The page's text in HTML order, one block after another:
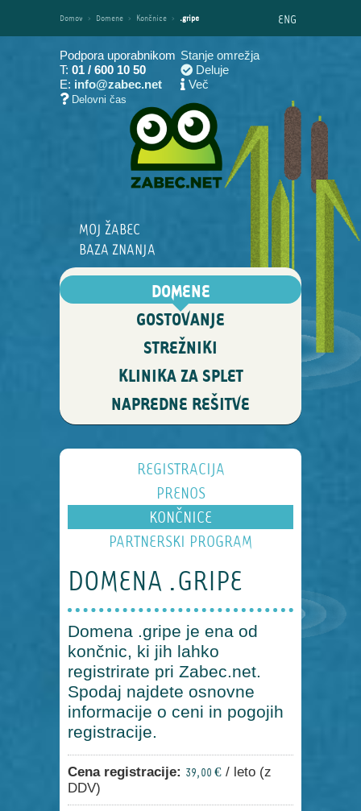
Domov › Domene › Končnice › .gripe ENG
Podpora uporabnikom
T: 01 / 600 10 50
E: info@zabec.net
Delovni čas
Stanje omrežja
Deluje
Več
MOJ ŽABEC
BAZA ZNANJA
DOMENE
GOSTOVANJE
STREŽNIKI
KLINIKA ZA SPLET
NAPREDNE REŠITVE
REGISTRACIJA
PRENOS
KONČNICE
PARTNERSKI PROGRAM
DOMENA .GRIPE
Domena .gripe je ena od
končnic, ki jih lahko
registrirate pri Zabec.net.
Spodaj najdete osnovne
informacije o ceni in pogojih
registracije.
Cena registracije: 39,00 € / leto (z
DDV)